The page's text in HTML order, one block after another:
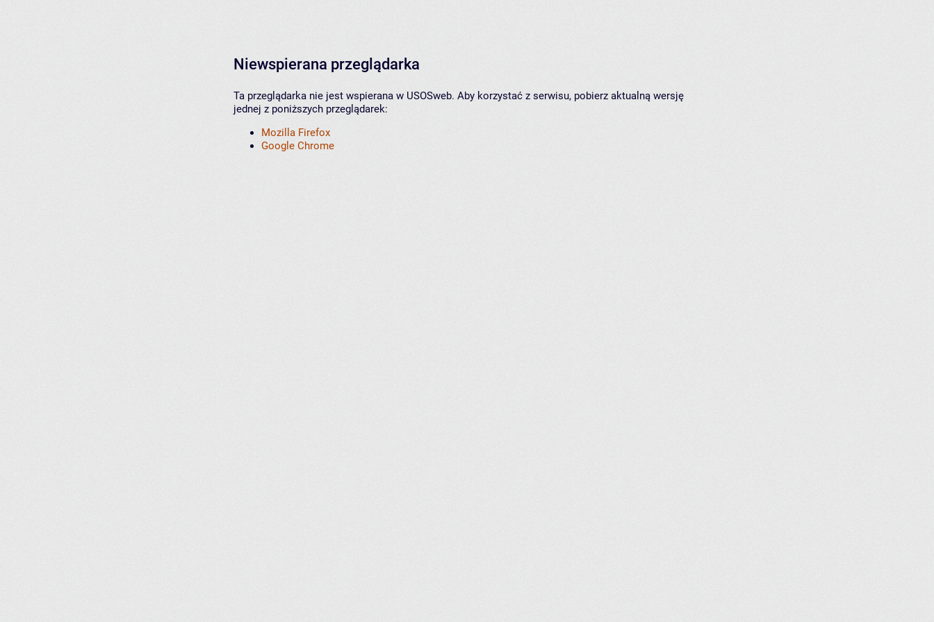
Niewspierana przeglądarka
Ta przeglądarka nie jest wspierana w USOSweb. Aby korzystać z serwisu, pobierz aktualną wersję
jednej z poniższych przeglądarek:
Mozilla Firefox
Google Chrome